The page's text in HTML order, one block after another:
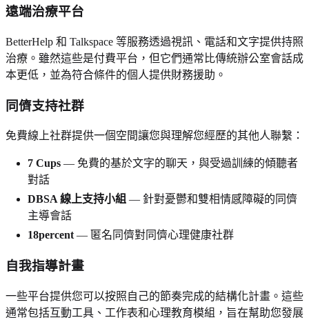
遠端治療平台
BetterHelp 和 Talkspace 等服務透過視訊、電話和文字提供持照
治療。雖然這些是付費平台，但它們通常比傳統辦公室會話成
本更低，並為符合條件的個人提供財務援助。
同儕支持社群
免費線上社群提供一個空間讓您與理解您經歷的其他人聯繫：
7 Cups — 免費的基於文字的聊天，與受過訓練的傾聽者
對話
DBSA 線上支持小組 — 針對憂鬱和雙相情感障礙的同儕
主導會話
18percent — 匿名同儕對同儕心理健康社群
自我指導計畫
一些平台提供您可以按照自己的節奏完成的結構化計畫。這些
通常包括互動工具、工作表和心理教育模組，旨在幫助您發展